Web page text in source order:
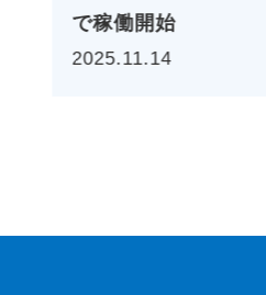
で稼働開始
2025.11.14